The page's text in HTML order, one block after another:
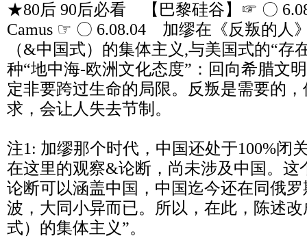
★80后 90后必看 【巴黎硅谷】☞ 〇
Camus ☞ 〇 6.08.04 加缪在《反叛的人
（&中国式）的集体主义,与美国式的“存
种“地中海-欧洲文化态度”：回向希腊文
定非要跨过生命的局限。反叛是需要的
求，会让人失去节制。
注1: 加缪那个时代，中国还处于100%闭
在这里的观察&论断，尚未涉及中国。这
论断可以涵盖中国，中国迄今还在同俄
波，大同小异而已。所以，在此，陈述
式）的集体主义”。